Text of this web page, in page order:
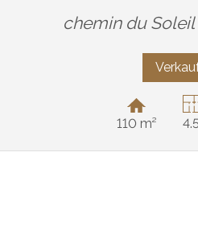
chemin du Soleil
110 m²